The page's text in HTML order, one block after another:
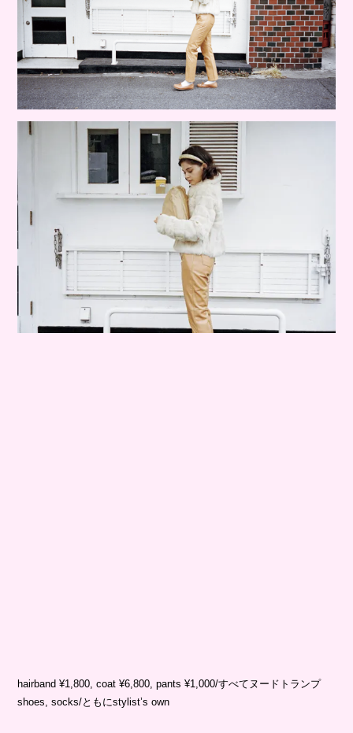
hairband ¥1,800, coat ¥6,800, pants ¥1,000/すべてヌードトランプ
shoes, socks/ともにstylist’s own